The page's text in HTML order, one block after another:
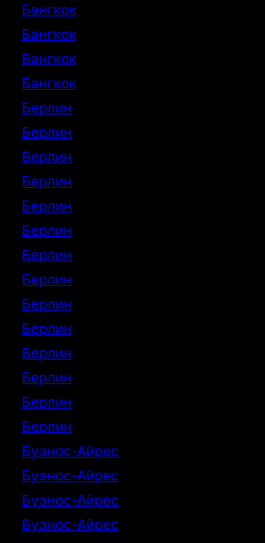
Бангкок
Бангкок
Бангкок
Бангкок
Берлин
Берлин
Берлин
Берлин
Берлин
Берлин
Берлин
Берлин
Берлин
Берлин
Берлин
Берлин
Берлин
Берлин
Буэнос-Айрес
Буэнос-Айрес
Буэнос-Айрес
Буэнос-Айрес